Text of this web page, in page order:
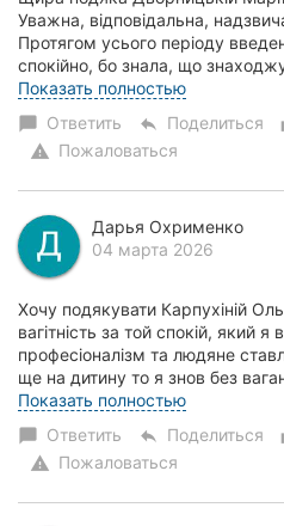
Уважна, відповідальна,
Протягом усього періоду
спокійно, бо знала, що
Впевненість і професіоналізм
Показать полностью
chat_bubble Ответить reply Поделиться
warning Пожаловаться
Дарья Охрименко
04 марта 2026
Хочу подякувати Карпухіній
вагітність за той спокій, який я
професіоналізм та людяне
ще на дитину то я знов без
медсестричці в маніпуляційн...
Показать полностью
chat_bubble Ответить reply Поделиться
warning Пожаловаться